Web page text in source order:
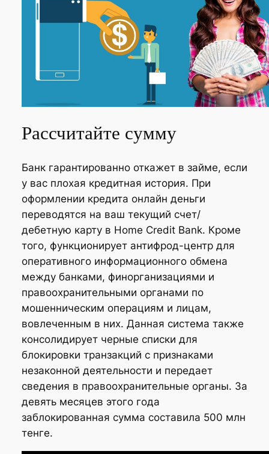
Рассчитайте сумму
Банк гарантированно откажет в займе, если
у вас плохая кредитная история. При
оформлении кредита онлайн деньги
переводятся на ваш текущий счет/
дебетную карту в Home Credit Bank. Кроме
того, функционирует антифрод-центр для
оперативного информационного обмена
между банками, финорганизациями и
правоохранительными органами по
мошенническим операциям и лицам,
вовлеченным в них. Данная система также
консолидирует черные списки для
блокировки транзакций с признаками
незаконной деятельности и передает
сведения в правоохранительные органы. За
девять месяцев этого года
заблокированная сумма составила 500 млн
тенге.